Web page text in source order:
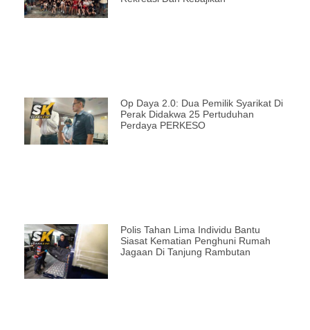
Op Daya 2.0: Dua Pemilik Syarikat Di
Perak Didakwa 25 Pertuduhan
Perdaya PERKESO
Polis Tahan Lima Individu Bantu
Siasat Kematian Penghuni Rumah
Jagaan Di Tanjung Rambutan